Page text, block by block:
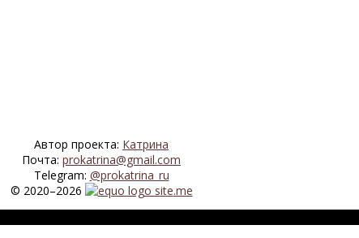
Автор проекта: Катрина
Почта: prokatrina@gmail.com
Telegram: @prokatrina_ru
© 2020–2026
.me